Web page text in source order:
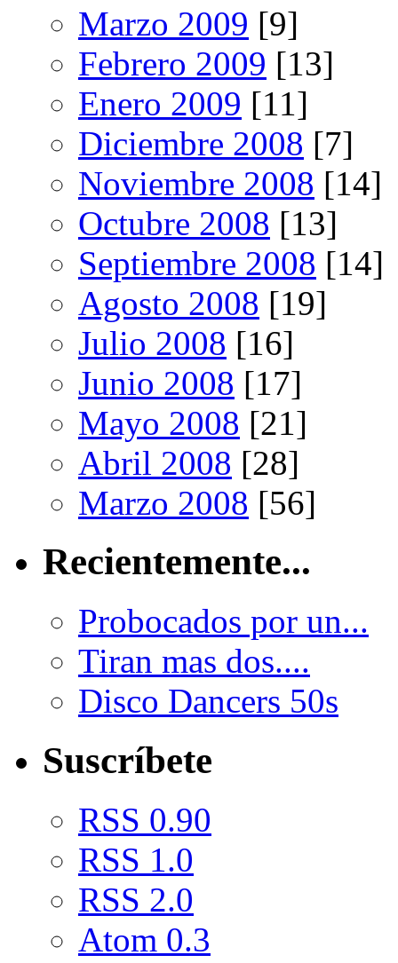
Marzo 2009 [9]
Febrero 2009 [13]
Enero 2009 [11]
Diciembre 2008 [7]
Noviembre 2008 [14]
Octubre 2008 [13]
Septiembre 2008 [14]
Agosto 2008 [19]
Julio 2008 [16]
Junio 2008 [17]
Mayo 2008 [21]
Abril 2008 [28]
Marzo 2008 [56]
Recientemente...
Probocados por un...
Tiran mas dos....
Disco Dancers 50s
Suscríbete
RSS 0.90
RSS 1.0
RSS 2.0
Atom 0.3